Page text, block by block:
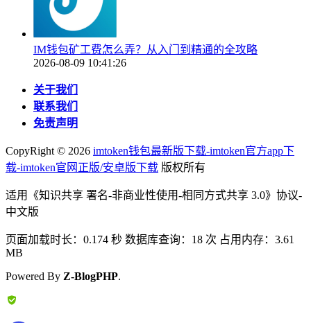
IM钱包矿工费怎么弄？从入门到精通的全攻略
2026-08-09 10:41:26
关于我们
联系我们
免责声明
CopyRight © 2026 imtoken钱包最新版下载-imtoken官方app下
载-imtoken官网正版/安卓版下载 版权所有
适用《知识共享 署名-非商业性使用-相同方式共享 3.0》协议-
中文版
页面加载时长：0.174 秒 数据库查询：18 次 占用内存：3.61
MB
Powered By Z-BlogPHP.